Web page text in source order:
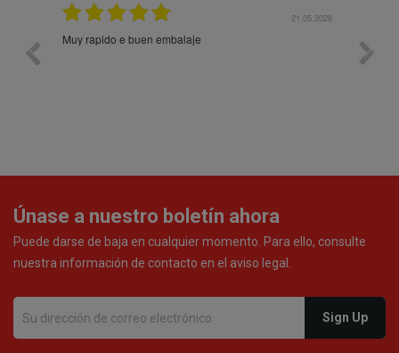
21.05.2026
Prodotti di qualità. Sito web user-friendly. Consegna
Únase a nuestro boletín ahora
Puede darse de baja en cualquier momento. Para ello, consulte
nuestra información de contacto en el aviso legal.